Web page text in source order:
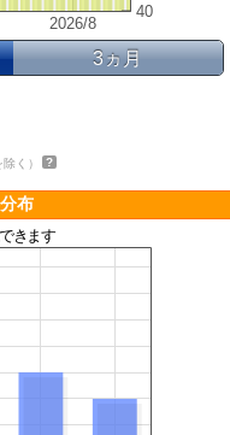
2026/8
40
3ヵ月
く）
布
きます